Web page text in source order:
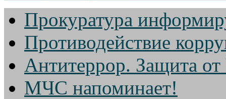
Прокуратура
Противодействие
Антитеррор. Защита
МЧС напоминает!